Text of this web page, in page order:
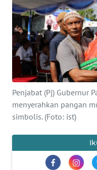
Penjabat (Pj) Gubernur
menyerahkan pangan
simbolis. (Foto: ist)
INDEKS
BERITA
KONTAK
KAMI
INFO
KAMI
PEDOMAN